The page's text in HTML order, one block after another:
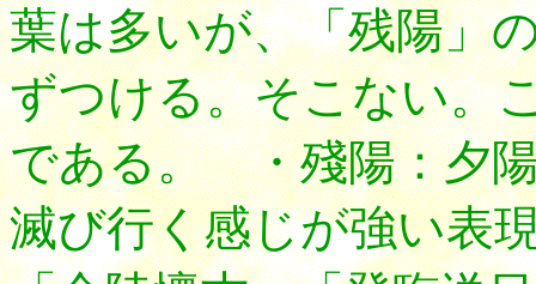
葉は多いが、「残陽」
ずつける。そこない。
である。・殘陽：夕陽
滅び行く感じが強い表